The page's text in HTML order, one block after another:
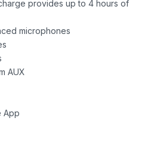
provides up to 4 hours of
microphones
AUX
App